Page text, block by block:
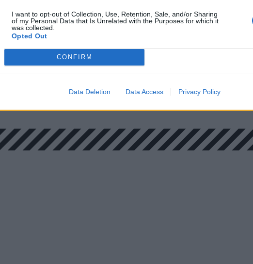
I want to opt-out of Collection, Use, Retention, Sale, and/or Sharing
of my Personal Data that Is Unrelated with the Purposes for which it
was collected.
Opted Out
CONFIRM
Data Deletion Data Access Privacy Policy